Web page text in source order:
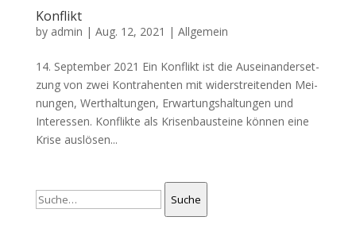
Konflikt
by admin | Aug. 12, 2021 | Allgemein
14. Sep­tem­ber 2021 Ein Kon­flikt ist die Aus­ein­an­der­set­
zung von zwei Kon­tra­hen­ten mit wider­strei­ten­den Mei­
nun­gen, Wert­hal­tun­gen, Erwar­tungs­hal­tun­gen und
Interessen. Kon­flik­te als Kri­sen­bau­stei­ne kön­nen eine
Kri­se aus­lö­sen...
Suche
Suche